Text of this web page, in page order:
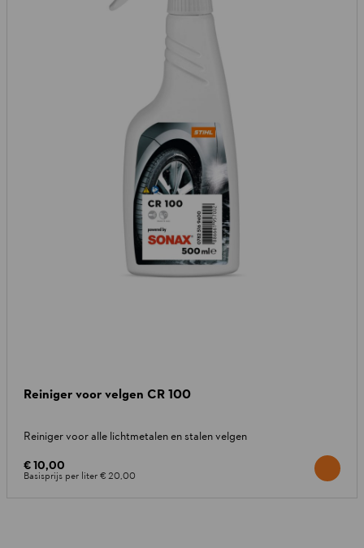
Reiniger voor velgen CR 100
Reiniger voor alle lichtmetalen en stalen velgen
€ 10,00
Basisprijs per liter€ 20,00